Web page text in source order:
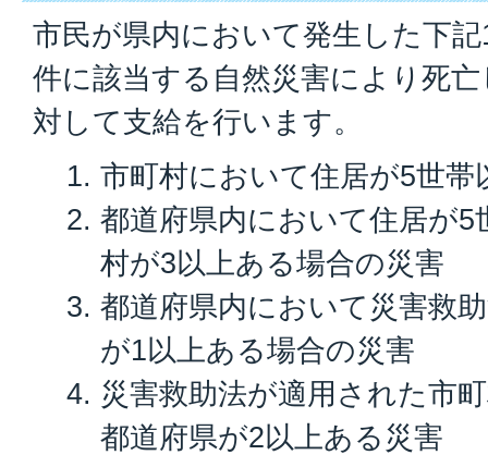
市民が県内において発生した下
件に該当する自然災害により死
対して支給を行います。
市町村において住居が5世帯
都道府県内において住居が5
村が3以上ある場合の災害
都道府県内において災害救
が1以上ある場合の災害
災害救助法が適用された市
都道府県が2以上ある災害